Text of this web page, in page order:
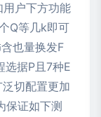
户下方功能
Q等几k即可
也量换发F
选据P且7种E
切配置更加
保证如下测